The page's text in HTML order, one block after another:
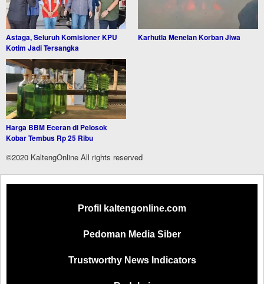
Astaga, Seluruh Komisioner KPU
Kotim Jadi Tersangka
Karhutla Menelan Korban Jiwa
Harga BBM Eceran di Pelosok
Kobar Tembus Rp 25 Ribu
©2020 KaltengOnline All rights reserved
Profil kaltengonline.com
Pedoman Media Siber
Trustworthy News Indicators